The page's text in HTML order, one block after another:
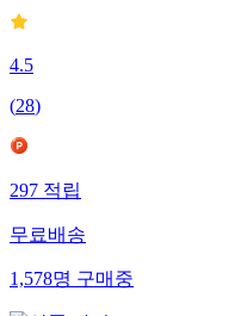
4.5
(28)
297 적립
무료배송
1,578명 구매중